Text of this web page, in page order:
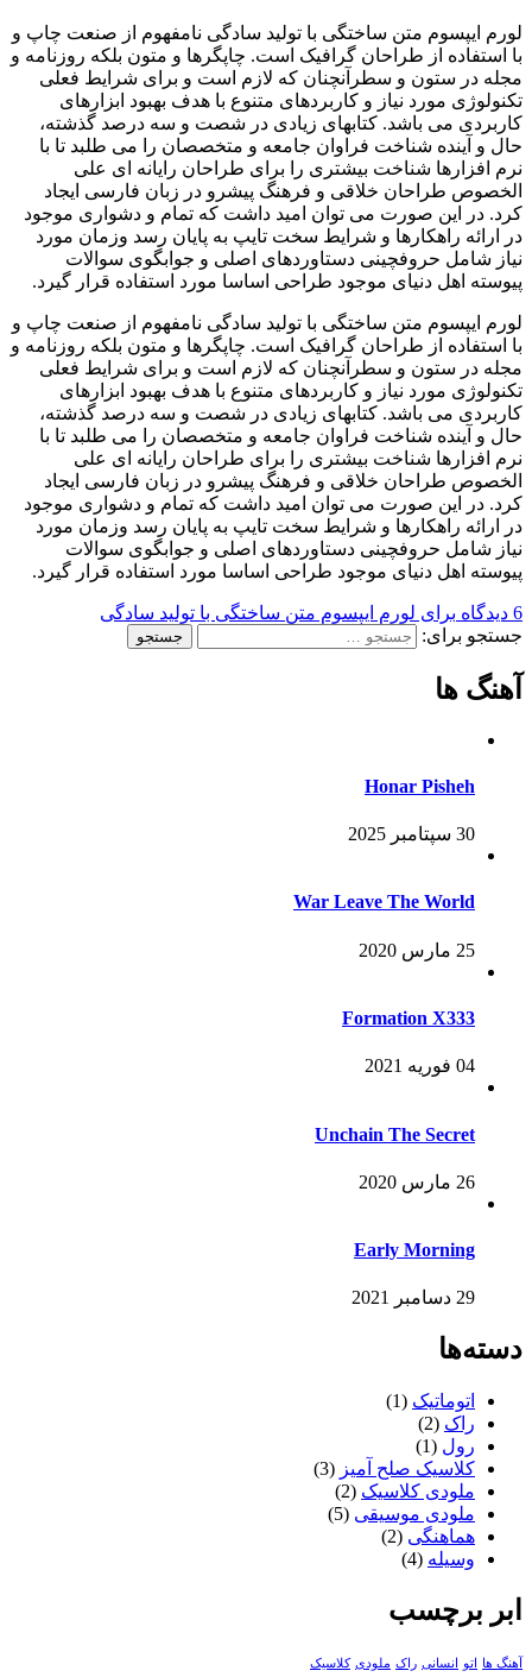
لورم ایپسوم متن ساختگی با تولید سادگی نامفهوم از صنعت چاپ و
با استفاده از طراحان گرافیک است. چاپگرها و متون بلکه روزنامه و
مجله در ستون و سطرآنچنان که لازم است و برای شرایط فعلی
تکنولوژی مورد نیاز و کاربردهای متنوع با هدف بهبود ابزارهای
کاربردی می باشد. کتابهای زیادی در شصت و سه درصد گذشته،
حال و آینده شناخت فراوان جامعه و متخصصان را می طلبد تا با
نرم افزارها شناخت بیشتری را برای طراحان رایانه ای علی
الخصوص طراحان خلاقی و فرهنگ پیشرو در زبان فارسی ایجاد
کرد. در این صورت می توان امید داشت که تمام و دشواری موجود
در ارائه راهکارها و شرایط سخت تایپ به پایان رسد وزمان مورد
نیاز شامل حروفچینی دستاوردهای اصلی و جوابگوی سوالات
پیوسته اهل دنیای موجود طراحی اساسا مورد استفاده قرار گیرد.
لورم ایپسوم متن ساختگی با تولید سادگی نامفهوم از صنعت چاپ و
با استفاده از طراحان گرافیک است. چاپگرها و متون بلکه روزنامه و
مجله در ستون و سطرآنچنان که لازم است و برای شرایط فعلی
تکنولوژی مورد نیاز و کاربردهای متنوع با هدف بهبود ابزارهای
کاربردی می باشد. کتابهای زیادی در شصت و سه درصد گذشته،
حال و آینده شناخت فراوان جامعه و متخصصان را می طلبد تا با
نرم افزارها شناخت بیشتری را برای طراحان رایانه ای علی
الخصوص طراحان خلاقی و فرهنگ پیشرو در زبان فارسی ایجاد
کرد. در این صورت می توان امید داشت که تمام و دشواری موجود
در ارائه راهکارها و شرایط سخت تایپ به پایان رسد وزمان مورد
نیاز شامل حروفچینی دستاوردهای اصلی و جوابگوی سوالات
پیوسته اهل دنیای موجود طراحی اساسا مورد استفاده قرار گیرد.
6 دیدگاه
برای لورم ایپسوم متن ساختگی با تولید سادگی
جستجو برای:
آهنگ ها
Honar Pisheh
30 سپتامبر 2025
War Leave The World
25 مارس 2020
Formation X333
04 فوریه 2021
Unchain The Secret
26 مارس 2020
Early Morning
29 دسامبر 2021
دسته‌ها
اتوماتیک (1)
راک (2)
رول (1)
کلاسیک صلح آمیز (3)
ملودی کلاسیک (2)
ملودی موسیقی (5)
هماهنگی (2)
وسیله (4)
ابر برچسب
آهنگ ها اتو انسانی راک ملودی کلاسیک